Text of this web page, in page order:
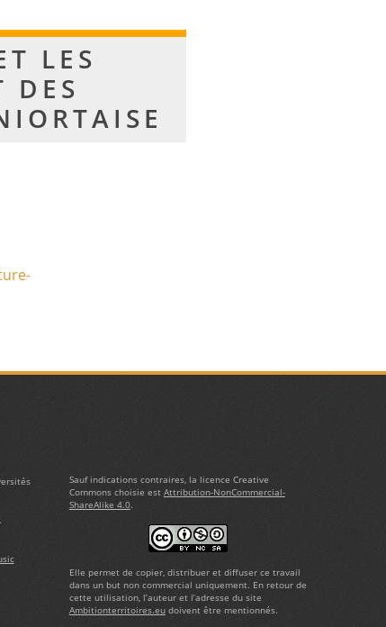
LES
DES
Sauf indications contraires, la licence Creative
Commons choisie est Attribution-NonCommercial-
ShareAlike 4.0.
Elle permet de copier, distribuer et diffuser ce travail
dans un but non commercial uniquement. En retour de
cette utilisation, l’auteur et l’adresse du site
Ambitionterritoires.eudoivent être mentionnés.